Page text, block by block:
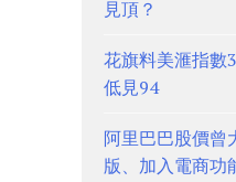
見頂？
花旗料美滙指數
低見94
阿里巴巴股價
版、加入電商